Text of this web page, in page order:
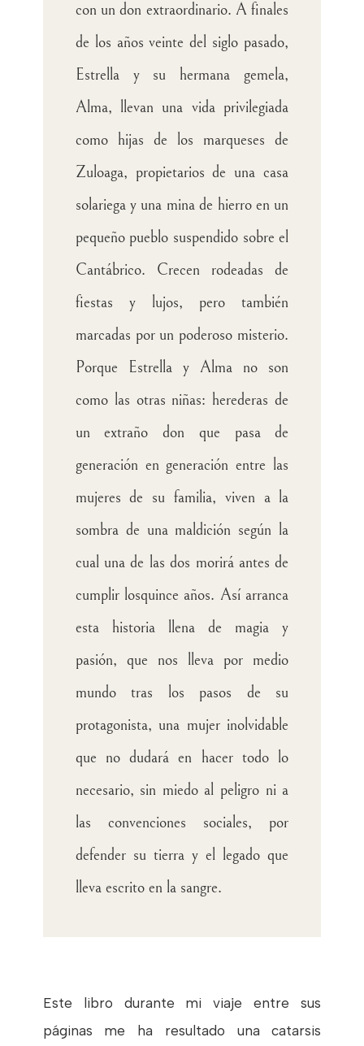
con un don extraordinario. A finales
de los años veinte del siglo pasado,
Estrella y su hermana gemela,
Alma, llevan una vida privilegiada
como hijas de los marqueses de
Zuloaga, propietarios de una casa
solariega y una mina de hierro en un
pequeño pueblo suspendido sobre el
Cantábrico. Crecen rodeadas de
fiestas y lujos, pero también
marcadas por un poderoso misterio.
Porque Estrella y Alma no son
como las otras niñas: herederas de
un extraño don que pasa de
generación en generación entre las
mujeres de su familia, viven a la
sombra de una maldición según la
cual una de las dos morirá antes de
cumplir losquince años. Así arranca
esta historia llena de magia y
pasión, que nos lleva por medio
mundo tras los pasos de su
protagonista, una mujer inolvidable
que no dudará en hacer todo lo
necesario, sin miedo al peligro ni a
las convenciones sociales, por
defender su tierra y el legado que
lleva escrito en la sangre.
Este libro durante mi viaje entre sus
páginas me ha resultado una catarsis